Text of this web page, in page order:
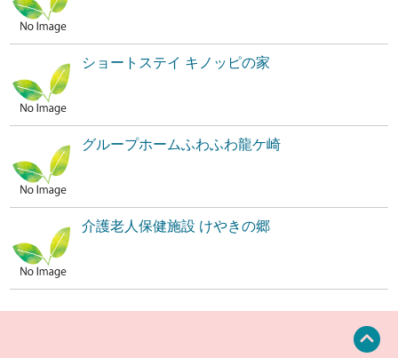
ショートステイ キノッピの家
グループホームふわふわ龍ケ崎
介護老人保健施設 けやきの郷